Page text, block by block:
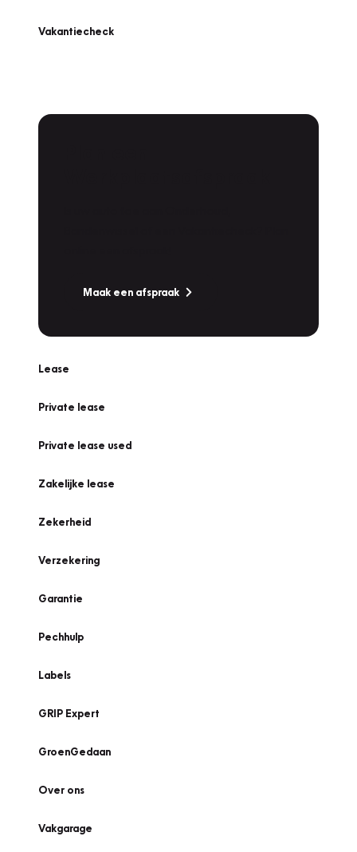
Vakantiecheck
Maak een afspraak
Lease
Private lease
Private lease used
Zakelijke lease
Zekerheid
Verzekering
Garantie
Pechhulp
Labels
GRIP Expert
GroenGedaan
Over ons
Vakgarage